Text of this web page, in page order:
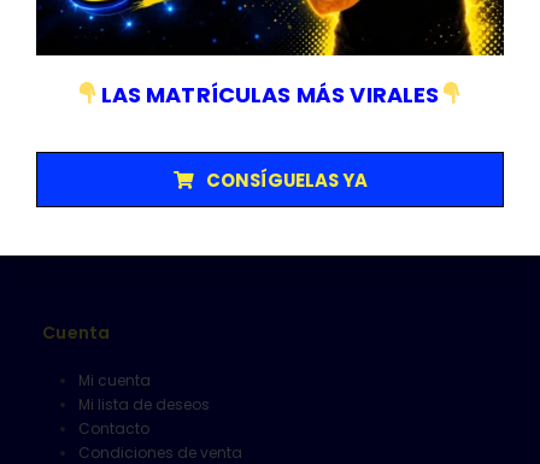
Alfombrillas
Cuenta
Mi cuenta
Mi lista de deseos
Contacto
Condiciones de venta
LAS MATRÍCULAS MÁS VIRALES
CONSÍGUELAS YA